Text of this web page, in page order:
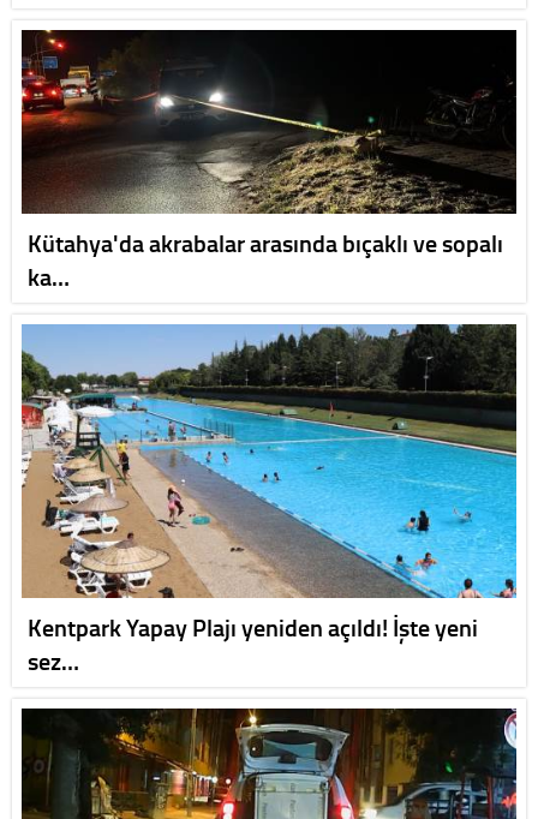
Kütahya'da akrabalar arasında bıçaklı ve sopalı
ka…
Kentpark Yapay Plajı yeniden açıldı! İşte yeni
sez…